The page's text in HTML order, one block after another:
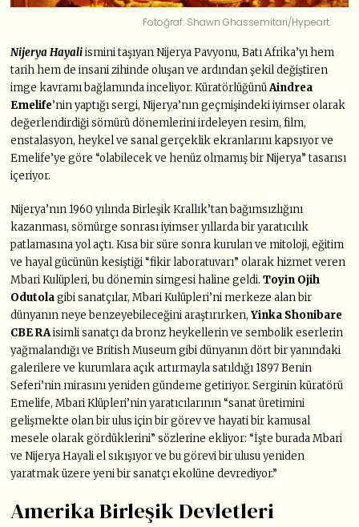
Fotoğraf: Shawn Ghassemitari/Hypeart.
Nijerya Hayaliismini taşıyan Nijerya Pavyonu, Batı Afrika’yı hem
tarih hem de insani zihinde oluşan ve ardından şekil değiştiren
imge kavramı bağlamında inceliyor. KüratörlüğünüAindrea
Emelife’nin yaptığı sergi, Nijerya’nın geçmişindeki iyimser olarak
değerlendirdiği sömürü dönemlerini irdeleyen resim, film,
enstalasyon, heykel ve sanal gerçeklik ekranlarını kapsıyor ve
Emelife’ye göre “olabilecek ve henüz olmamış bir Nijerya” tasarısı
içeriyor.
Nijerya’nın 1960 yılında Birleşik Krallık’tan bağımsızlığını
kazanması, sömürge sonrası iyimser yıllarda bir yaratıcılık
patlamasına yol açtı. Kısa bir süre sonra kurulan ve mitoloji, eğitim
ve hayal gücünün kesiştiği “fikir laboratuvarı” olarak hizmet veren
Mbari Kulüpleri, bu dönemin simgesi haline geldi.Toyin Ojih
Odutolagibi sanatçılar, Mbari Kulüpleri’ni merkeze alan bir
dünyanın neye benzeyebileceğini araştırırken,Yinka Shonibare
CBE RAisimli sanatçı da bronz heykellerin ve sembolik eserlerin
yağmalandığı ve British Museum gibi dünyanın dört bir yanındaki
galerilere ve kurumlara açık artırmayla satıldığı 1897 Benin
Seferi’nin mirasını yeniden gündeme getiriyor. Serginin küratörü
Emelife, Mbari Klüpleri’nin yaratıcılarının “sanat üretimini
gelişmekte olan bir ulus için bir görev ve hayati bir kamusal
mesele olarak gördüklerini” sözlerine ekliyor: “İşte burada Mbari
ve Nijerya Hayali el sıkışıyor ve bu görevi bir ulusu yeniden
yaratmak üzere yeni bir sanatçı ekolüne devrediyor.”
Amerika Birleşik Devletleri